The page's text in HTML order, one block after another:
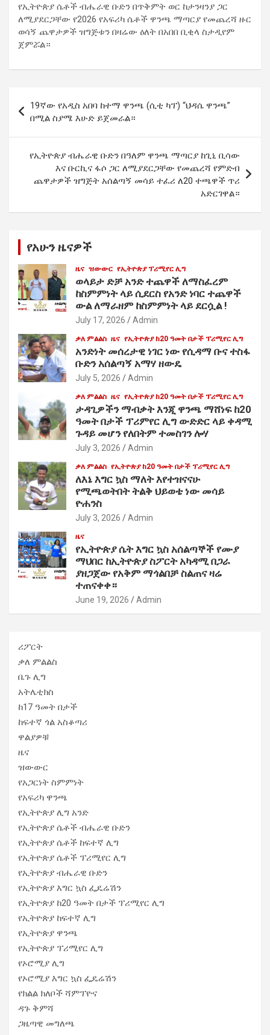
የኢትዮጵያ ሴቶች ብሔራዊ ቡድን በጥቅምት ወር ከታንዛንያ ጋር
ለሚያደርጋቸው የ2026 የአፍሪካ ሴቶች ዋንጫ ማጣርያ የመጨረሻ ዙር
ወሳኝ ጨዋታዎች ዝግጅቱን በዛሬው ዕለት በአበበ ቢቂላ ስታዲየም
ጀምሯል።
navigation
19ኛው የአዲስ አበባ ከተማ ዋንጫ (ሲቲ ካፕ) “ህዳሴ ዋንጫ”
በሚል ስያሜ እሁድ ይጀመራል።
የኢትዮጵያ ብሔራዊ ቡድን በዓለም ዋንጫ ማጣርያ ከጊኒ ቢሳው
እና ቡርኪና ፋሶ ጋር ለሚያደርጋቸው የመጨረሻ የምድብ
ጨዋታዎች ዝግጅት አሰልጣኝ መሳይ ተፈሪ ለ20 ተጫዋች ጥሪ
አድርገዋል።
የአሁን ዜናዎች
ዜና ዝውውር የኢትዮጵያ ፕሪሚየር ሊግ
ወላይታ ድቻ አንድ ተጨዋች ለማስፈረም
ከስምምነት ላይ ሲደርስ የአንድ ነባር ተጨዋች
ውል ለማራዘም ከስምምነት ላይ ደርሷል !
July 17, 2026 Admin
ቃለ ምልልስ ዜና የኢትዮጵያ ከ20 ዓመት በታች ፕሪሚየር ሊግ
አንድነት መሰረታዊ ነገር ነው የሲዳማ ቡና ተስፋ
ቡድን አሰልጣኝ አማሃ ዘውዴ
July 5, 2026 Admin
ቃለ ምልልስ ዜና የኢትዮጵያ ከ20 ዓመት በታች ፕሪሚየር ሊግ
ታዳጊዎችን ማብቃት እንጂ ዋንጫ ማሸነፍ ከ20
ዓመት በታች ፕሪምየር ሊግ ውድድር ላይ ቀዳሚ
ጉዳይ መሆን የለበትም ተመስገን ሎሃ
July 3, 2026 Admin
ቃለ ምልልስ የኢትዮጵያ ከ20 ዓመት በታች ፕሪሚየር ሊግ
ለእኔ እግር ኳስ ማለት እየተዝናናሁ
የሚጫወትበት ትልቅ ህይወቴ ነው መሳይ
ዮሐንስ
July 3, 2026 Admin
ዜና
የኢትዮጵያ ሴት እግር ኳስ አሰልጣኞች የሙያ
ማህበር ከኢትዮጵያ ስፖርት አካዳሚ በጋራ
ያዘጋጀው የአቅም ማጎልበቻ ስልጠና ዛሬ
ተጠናቀቀ።
June 19, 2026 Admin
ሪፖርት
ቃለ ምልልስ
ቤጉ ሊግ
አትሌቲክስ
ከ17 ዓመት በታች
ከፍተኛ ጎል አስቆጣሪ
ዋልያዎቹ
ዜና
ዝውውር
የአጋርነት ስምምነት
የአፍሪካ ዋንጫ
የኢትዮጵያ ሊግ አንድ
የኢትዮጵያ ሴቶች ብሔራዊ ቡድን
የኢትዮጵያ ሴቶች ከፍተኛ ሊግ
የኢትዮጵያ ሴቶች ፕሪሚየር ሊግ
የኢትዮጵያ ብሔራዊ ቡድን
የኢትዮጵያ እግር ኳስ ፌዴሬሽን
የኢትዮጵያ ከ20 ዓመት በታች ፕሪሚየር ሊግ
የኢትዮጵያ ከፍተኛ ሊግ
የኢትዮጵያ ዋንጫ
የኢትዮጵያ ፕሪሚየር ሊግ
የኦሮሚያ ሊግ
የኦሮሚያ እግር ኳስ ፌዴሬሽን
የክልል ክለቦች ሻምፕዮና
ዳጉ ቅምሻ
ጋዜጣዊ መግለጫ